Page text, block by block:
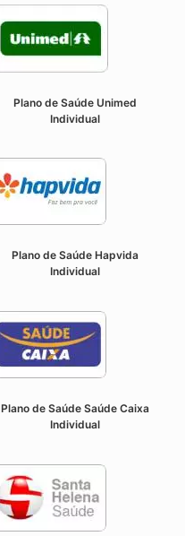
Plano de Saúde Unimed
Individual
Plano de Saúde Hapvida
Individual
Plano de Saúde Saúde Caixa
Individual